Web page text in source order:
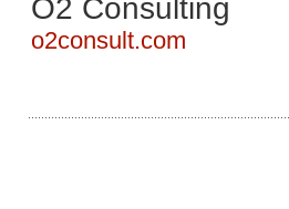
О2 Consulting
o2consult.com